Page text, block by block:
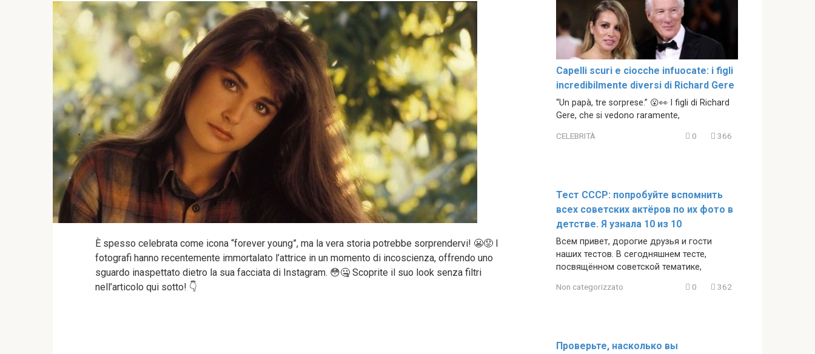
È spesso celebrata come icona “forever young”, ma la vera storia potrebbe sorprendervi! 😬😟 I
fotografi hanno recentemente immortalato l’attrice in un momento di incoscienza, offrendo uno
sguardo inaspettato dietro la sua facciata di Instagram. 😳🤐 Scoprite il suo look senza filtri
nell’articolo qui sotto! 👇
Capelli scuri e ciocche infuocate: i figli
incredibilmente diversi di Richard Gere
“Un papà, tre sorprese.” 😮👀 I figli di Richard
Gere, che si vedono raramente,
CELEBRITÀ 0 366
Тест СССР: попробуйте вспомнить
всех советских актёров по их фото в
детстве. Я узнала 10 из 10
Всем привет, дорогие друзья и гости
наших тестов. В сегодняшнем тесте,
посвящённом советской тематике,
Non categorizzato 0 362
Проверьте, насколько вы